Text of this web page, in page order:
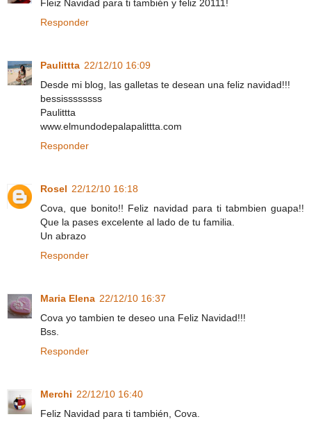
Fleiz Navidad para ti también y feliz 20111!
Responder
Paulittta 22/12/10 16:09
Desde mi blog, las galletas te desean una feliz navidad!!!
bessissssssss
Paulittta
www.elmundodepalapalittta.com
Responder
Rosel 22/12/10 16:18
Cova, que bonito!! Feliz navidad para ti tabmbien guapa!!
Que la pases excelente al lado de tu familia.
Un abrazo
Responder
Maria Elena 22/12/10 16:37
Cova yo tambien te deseo una Feliz Navidad!!!
Bss.
Responder
Merchi 22/12/10 16:40
Feliz Navidad para ti también, Cova.